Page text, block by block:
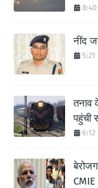
नींद
5:21
तनाव
पहुंची
6:12
CMIE